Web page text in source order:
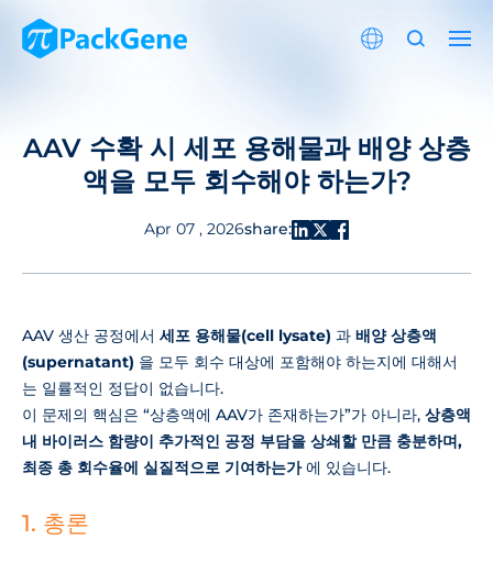
AAV 수확 시 세포 용해물과 배양 상층
액을 모두 회수해야 하는가?
Apr 07 , 2026share:
AAV 생산 공정에서 세포 용해물(cell lysate) 과 배양 상층액
(supernatant) 을 모두 회수 대상에 포함해야 하는지에 대해서
는 일률적인 정답이 없습니다.
이 문제의 핵심은 “상층액에 AAV가 존재하는가”가 아니라, 상층액
내 바이러스 함량이 추가적인 공정 부담을 상쇄할 만큼 충분하며,
최종 총 회수율에 실질적으로 기여하는가에 있습니다.
1. 총론